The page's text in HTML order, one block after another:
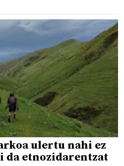
ulertu nahi ez
da etnozidarentzat